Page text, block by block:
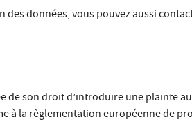
données, vous pouvez aussi
son droit d’introduire une plainte
la règlementation européenne de